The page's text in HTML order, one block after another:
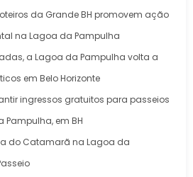
da Grande BH promovem ação
na Lagoa da Pampulha
a Lagoa da Pampulha volta a
em Belo Horizonte
ingressos gratuitos para passeios
em BH
do Catamarã na Lagoa da